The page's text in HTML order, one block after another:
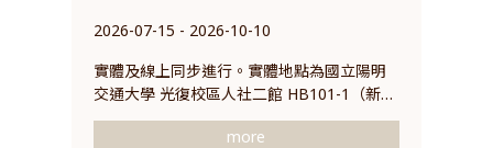
2026-07-15 - 2026-10-10
實體及線上同步進行。實體地點為國立陽明
交通大學 光復校區人社二館 HB101-1（新竹
市東區大學路1001號）。
more